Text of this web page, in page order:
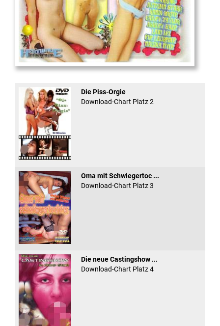
And Confused #8 - ...
Die Piss-Orgie
Download-Chart Platz 2
Oma mit Schwiegertoc ...
Download-Chart Platz 3
Die neue Castingshow ...
Download-Chart Platz 4